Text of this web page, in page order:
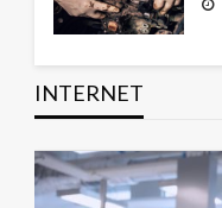
INTERNET